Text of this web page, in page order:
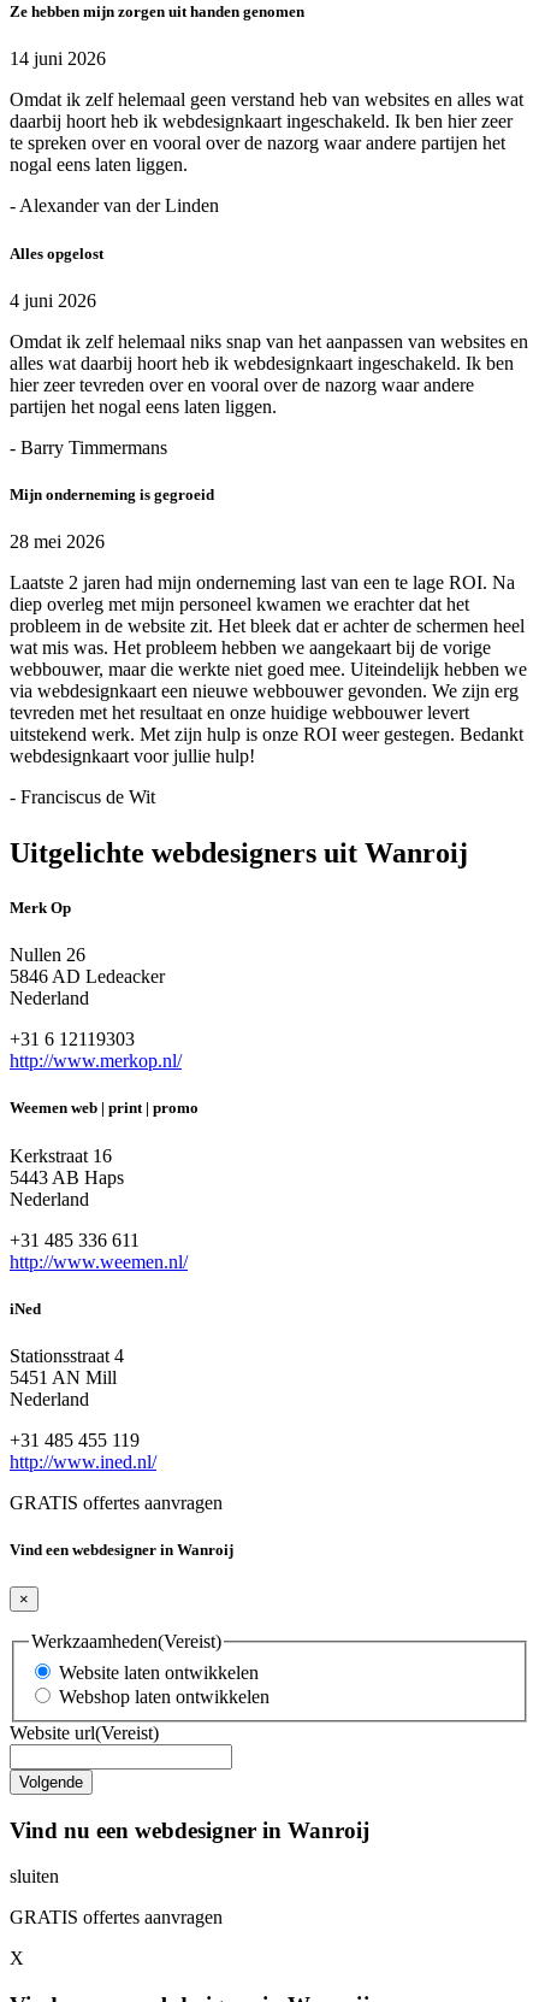
Ze hebben mijn zorgen uit handen genomen
14 juni 2026
Omdat ik zelf helemaal geen verstand heb van websites en alles wat
daarbij hoort heb ik webdesignkaart ingeschakeld. Ik ben hier zeer
te spreken over en vooral over de nazorg waar andere partijen het
nogal eens laten liggen.
- Alexander van der Linden
Alles opgelost
4 juni 2026
Omdat ik zelf helemaal niks snap van het aanpassen van websites en
alles wat daarbij hoort heb ik webdesignkaart ingeschakeld. Ik ben
hier zeer tevreden over en vooral over de nazorg waar andere
partijen het nogal eens laten liggen.
- Barry Timmermans
Mijn onderneming is gegroeid
28 mei 2026
Laatste 2 jaren had mijn onderneming last van een te lage ROI. Na
diep overleg met mijn personeel kwamen we erachter dat het
probleem in de website zit. Het bleek dat er achter de schermen heel
wat mis was. Het probleem hebben we aangekaart bij de vorige
webbouwer, maar die werkte niet goed mee. Uiteindelijk hebben we
via webdesignkaart een nieuwe webbouwer gevonden. We zijn erg
tevreden met het resultaat en onze huidige webbouwer levert
uitstekend werk. Met zijn hulp is onze ROI weer gestegen. Bedankt
webdesignkaart voor jullie hulp!
- Franciscus de Wit
Uitgelichte webdesigners uit Wanroij
Merk Op
Nullen 26
5846 AD Ledeacker
Nederland
+31 6 12119303
http://www.merkop.nl/
Weemen web | print | promo
Kerkstraat 16
5443 AB Haps
Nederland
+31 485 336 611
http://www.weemen.nl/
iNed
Stationsstraat 4
5451 AN Mill
Nederland
+31 485 455 119
http://www.ined.nl/
GRATIS offertes aanvragen
Vind een webdesigner in Wanroij
×
Werkzaamheden(Vereist)
Website laten ontwikkelen
Webshop laten ontwikkelen
Website url(Vereist)
Vind nu een webdesigner in Wanroij
sluiten
GRATIS offertes aanvragen
X